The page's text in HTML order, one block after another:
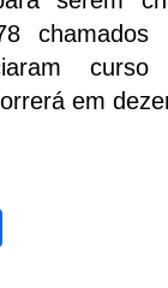
chamados
em
S